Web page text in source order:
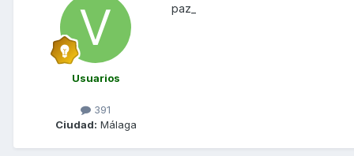
Usuarios
391
Ciudad: Málaga
paz_